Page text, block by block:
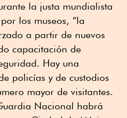
la justa mundialista
los museos, “la
a partir de nuevos
capacitación de
Hay una
policías y de custodios
mayor de visitantes.
Nacional habrá